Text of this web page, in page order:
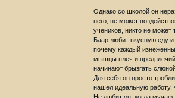
Однако со школой он
него, не может
учеников, никто не может
Баар любит вкусную еду
почему каждый
мышцы плеч и
начинают брызгать
Для себя он просто
нашел идеальную работу,